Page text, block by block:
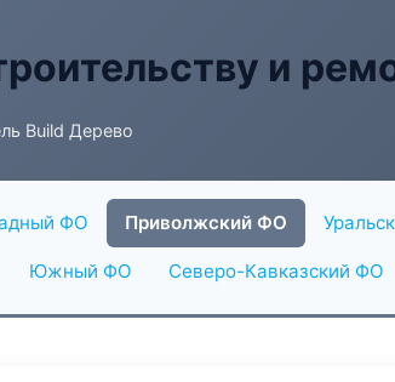
и
Build Дерево
ФО Приволжский ФО
Южный ФО Северо-Кавказский ФО